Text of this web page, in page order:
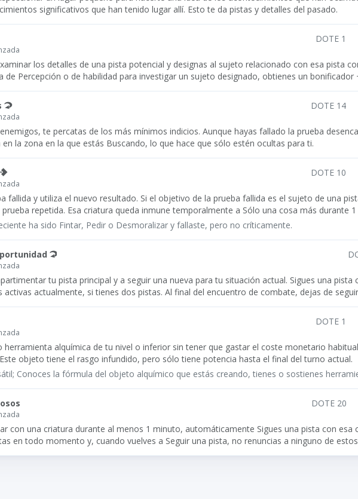
significativos que han tenido lugar allí. Esto te da pistas y detalles del pasado.
DOTE 1
los detalles de una pista potencial y designas al sujeto relacionado con esa pista
de Percepción o de habilidad para investigar un sujeto designado, obtienes un bonificador
DOTE 14
te percatas de los más mínimos indicios. Aunque hayas fallado la prueba
la zona en la que estás Buscando, lo que hace que sólo estén ocultas para ti.
DOTE 10
fallida y utiliza el nuevo resultado. Si el objetivo de la prueba fallida es el sujeto de una
prueba repetida. Esa criatura queda inmune temporalmente a Sólo una cosa más durante 1
ha sido Fintar, Pedir o Desmoralizar y fallaste, pero no críticamente.
tu pista principal y a seguir una nueva para tu situación actual. Sigues una
activas actualmente, si tienes dos pistas. Al final del encuentro de combate, dejas de
DOTE 1
herramienta alquímica de tu nivel o inferior sin tener que gastar el coste monetario
objeto tiene el rasgo infundido, pero sólo tiene potencia hasta el final del turno actual.
Conoces la fórmula del objeto alquímico que estás creando, tienes o sostienes
DOTE 20
con una criatura durante al menos 1 minuto, automáticamente Sigues una pista con
en todo momento y, cuando vuelves a Seguir una pista, no renuncias a ninguno de